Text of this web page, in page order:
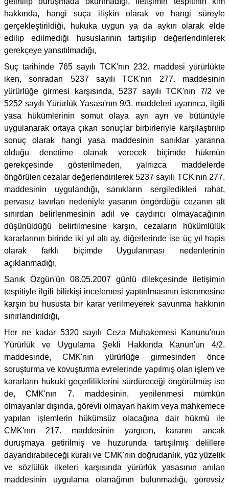
hakkında, hangi suça ilişkin olarak ve hangi süreyle
gerçekleştirildiği, hukuka uygun ya da aykırı olarak elde
edilip edilmediği hususlarının tartışılıp değerlendirilerek
gerekçeye yansıtılmadığı,
Suç tarihinde 765 sayılı TCK'nın 232. maddesi yürürlükte
iken, sonradan 5237 sayılı TCK'nın 277. maddesinin
yürürlüğe girmesi karşısında, 5237 sayılı TCK'nın 7/2 ve
5252 sayılı Yürürlük Yasası'nın 9/3. maddeleri uyarınca, ilgili
yasa hükümlerinin somut olaya ayrı ayrı ve bütünüyle
uygulanarak ortaya çıkan sonuçlar birbirleriyle karşılaştırılıp
sonuç olarak hangi yasa maddesinin sanıklar yararına
olduğu denetime olanak verecek biçimde hükmün
gerekçesinde gösterilmeden, yalnızca maddelerde
öngörülen cezalar değerlendirilerek 5237 sayılı TCK'nın 277.
maddesinin uygulandığı, sanıkların sergiledikleri rahat,
pervasız tavırları nedeniyle yasanın öngördüğü cezanın alt
sınırdan belirlenmesinin adil ve caydırıcı olmayacağının
düşünüldüğü belirtilmesine karşın, cezaların hükümlülük
kararlarının birinde iki yıl altı ay, diğerlerinde ise üç yıl hapis
olarak farklı biçimde Uygulanması nedenlerinin
açıklanmadığı,
Sanık Özgün'ün 08.05.2007 günlü dilekçesinde iletişimin
tespitiyle ilgili bilirkişi incelemesi yaptırılmasının istenmesine
karşın bu hususta bir karar verilmeyerek savunma hakkının
sınırlandırıldığı,
Her ne kadar 5320 sayılı Ceza Muhakemesi Kanunu'nun
Yürürlük ve Uygulama Şekli Hakkında Kanun'un 4/2.
maddesinde, CMK'nın yürürlüğe girmesinden önce
soruşturma ve kovuşturma evrelerinde yapılmış olan işlem ve
kararların hukuki geçerliliklerini sürdüreceği öngörülmüş ise
de, CMK'nın 7. maddesinin, yenilenmesi mümkün
olmayanlar dışında, görevli olmayan hakim veya mahkemece
yapılan işlemlerin hükümsüz olacağına dair hükmü ile
CMK'nın 217. maddesinin yargıcın, kararını ancak
duruşmaya getirilmiş ve huzurunda tartışılmış delillere
dayandırabileceği kuralı ve CMK'nın doğrudanlık, yüz yüzelik
ve sözlülük ilkeleri karşısında yürürlük yasasının anılan
maddesinin uygulama olanağının bulunmadığı, görevsiz